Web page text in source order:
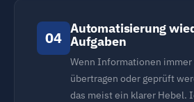
04
Automatisierung
Aufgaben
Wenn Informationen
übertragen oder geprüft
das meist ein klarer Hebel.